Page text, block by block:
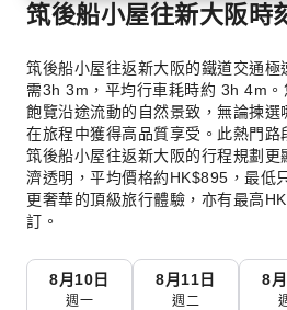
筑後船小屋往新大阪時
筑後船小屋往返新大阪的鐵道交通極
需3h 3m，平均行車耗時約 3h 4m。
飽覽沿途流動的自然景致，無論揀選
在旅程中獲得高品質享受。此熱門
筑後船小屋往返新大阪的行程規劃更
濟透明，平均價格約HK$895，最低
更奢華的頂級旅行體驗，亦有最高
訂。
8月10日
週一
8月11日
週二
8